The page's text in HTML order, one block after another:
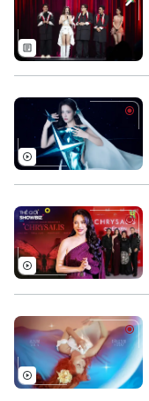
Căn hộ
Đất đai
Tàu
Xe máy
Thị trường
Đánh giá
Tin tức
Hướng nghiệp
Văn hóa
Tin tức
Làng nghề
Di tích
Y tế
Dinh dưỡng
Tư vấn sức khỏe
Thể thao
Bóng đá
Quần vợt
Golf
Giải trí
Tin tức
Sao
Điện ảnh
Thời trang
Đã phát sóng